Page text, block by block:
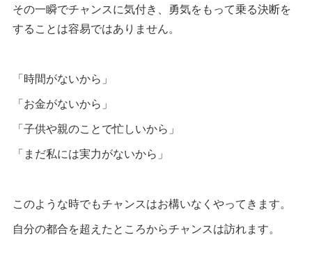
その一瞬でチャンスに気付き、勇気をもって乗る決断を
することは容易ではありません。
「時間がないから」
「お金がないから」
「子供や親のことで忙しいから」
「まだ私には実力がないから」
このような時でもチャンスはお構いなくやってきます。
自分の都合を超えたところからチャンスは訪れます。